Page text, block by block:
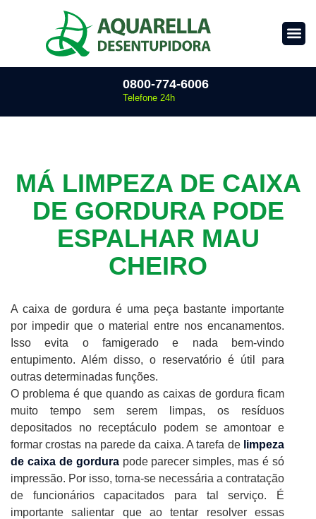
0800-774-6006
Telefone 24h
MÁ LIMPEZA DE CAIXA
DE GORDURA PODE
ESPALHAR MAU
CHEIRO
A caixa de gordura é uma peça bastante importante
por impedir que o material entre nos encanamentos.
Isso evita o famigerado e nada bem-vindo
entupimento. Além disso, o reservatório é útil para
outras determinadas funções.
O problema é que quando as caixas de gordura ficam
muito tempo sem serem limpas, os resíduos
depositados no receptáculo podem se amontoar e
formar crostas na parede da caixa. A tarefa de limpeza
de caixa de gordurapode parecer simples, mas é só
impressão. Por isso, torna-se necessária a contratação
de funcionários capacitados para tal serviço. É
importante salientar que ao tentar resolver essas